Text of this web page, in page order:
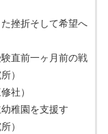
た挫折そして希望へ
験直前一ヶ月前の戦
）
社）
稚園を支援す
）